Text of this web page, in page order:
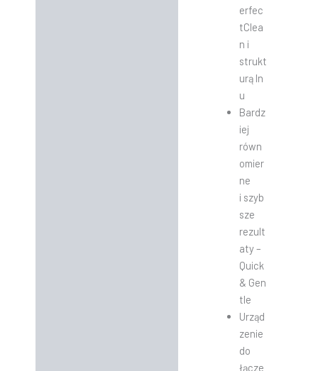
erfec
tClea
n i
strukt
urą ln
u
Bardz
iej
równ
omier
ne
i szyb
sze
rezult
aty –
Quick
& Gen
tle
Urząd
zenie
do
łącze